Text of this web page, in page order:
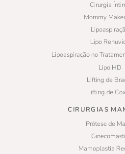
Cirurgia
Mommy
Lipo
Lipoaspiração no
Lipo HD
Lifting de
Lifting de
CIRURGIAS
Prótese de
Mamoplastia